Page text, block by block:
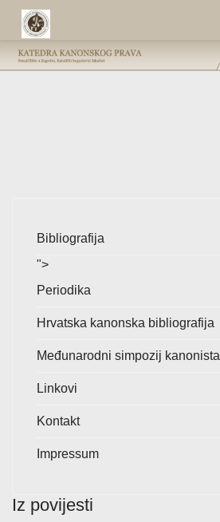
Bibliografija
">
Periodika
Hrvatska kanonska bibliografija
Međunarodni simpozij kanonista
Linkovi
Kontakt
Impressum
Iz povijesti